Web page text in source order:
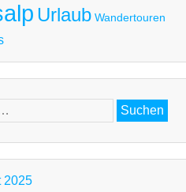
Urlaub Wandertouren
2025